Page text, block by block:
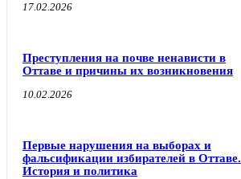
17.02.2026
Преступления на почве ненависти в
Оттаве и причины их возникновения
10.02.2026
Первые нарушения на выборах и
фальсификации избирателей в Оттаве.
История и политика